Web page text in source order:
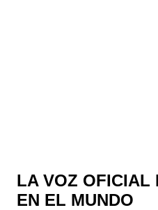
LA VOZ OFICIAL
EN EL MUNDO